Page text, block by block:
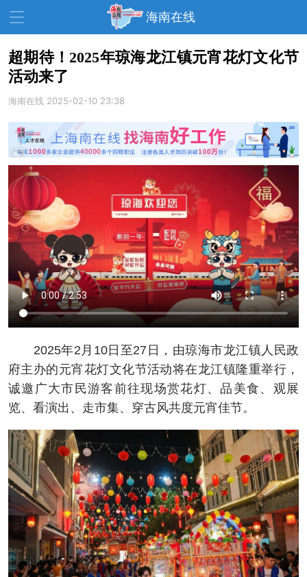
海南在线
资讯中心
教育 健康 房产
家装 交通 美食
生活 活动
展会 走读海南 周末去哪儿
人才在线 天涯企服
超期待！2025年琼海龙江镇元宵花灯文化节
活动来了
海南在线 2025-02-10 23:38
2025年2月10日至27日，由琼海市龙江镇人民政
府主办的元宵花灯文化节活动将在龙江镇隆重举行，
诚邀广大市民游客前往现场赏花灯、品美食、观展
览、看演出、走市集、穿古风共度元宵佳节。